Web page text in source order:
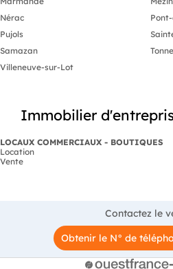
Nérac
Pujols
Samazan
Villeneuve-sur-Lot
Immobilier
LOCAUX COMMERCIAUX - BOUTIQUES
Location
Vente
Contactez le
Obtenir le N° de